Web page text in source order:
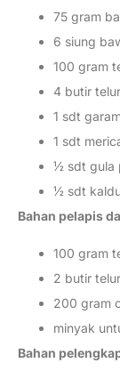
75 gram
6 siung
100 gram
4 butir
1 sdt
1 sdt
½ sdt gula
½ sdt
Bahan pelapis
100 gram
2 butir
200 gram
minyak
Bahan